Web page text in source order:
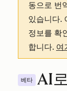
동으로 번
있습니다.
정보를 확
합니다. 여
베타
AI